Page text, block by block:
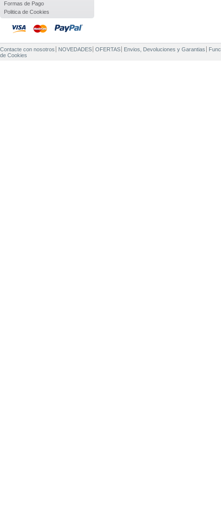
Formas de Pago
Politica de Cookies
Contacte con nosotros NOVEDADES OFERTAS Envios, Devoluciones y Garantias
de Cookies